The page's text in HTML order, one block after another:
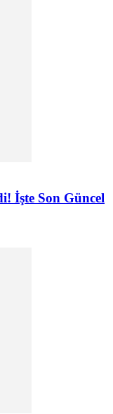
İşte Son Güncel